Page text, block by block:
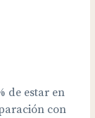
de estar en
con